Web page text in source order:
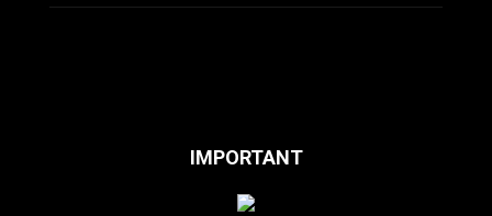
IMPORTANT